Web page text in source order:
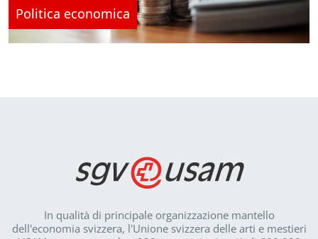
Politica economica
In qualità di principale organizzazione mantello
dell'economia svizzera, l'Unione svizzera delle arti e mestieri